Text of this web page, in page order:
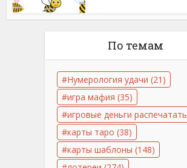
По темам
Нумерология удачи (21)
игра мафия (35)
игровые деньги распечатать
карты таро (38)
карты шаблоны (148)